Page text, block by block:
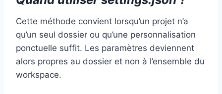
Cette méthode convient lorsqu’un projet n’a
qu’un seul dossier ou qu’une personnalisation
ponctuelle suffit. Les paramètres deviennent
alors propres au dossier et non à l’ensemble du
workspace.